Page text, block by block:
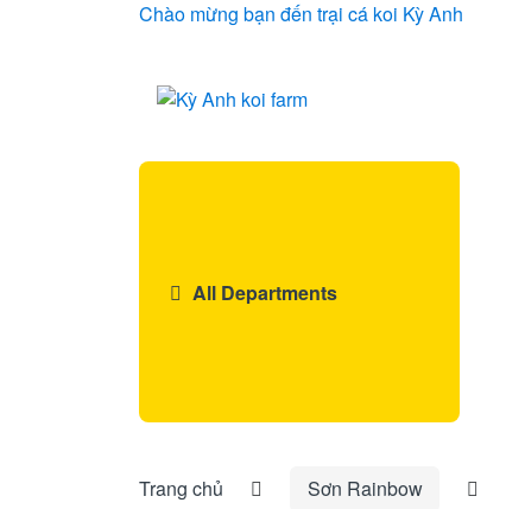
Chào mừng bạn đến trại cá koi Kỳ Anh
All Departments
Trang chủ Sơn Rainbow